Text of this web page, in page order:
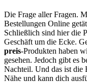
Die Frage aller Fragen.
Bestellungen Online
Schließlich sind hier die
Geschäft um die Ecke.
preis-Produkten haben
gesehen. Jedoch gibt es
Nachteil. Und das ist die
Nähe und kann dich